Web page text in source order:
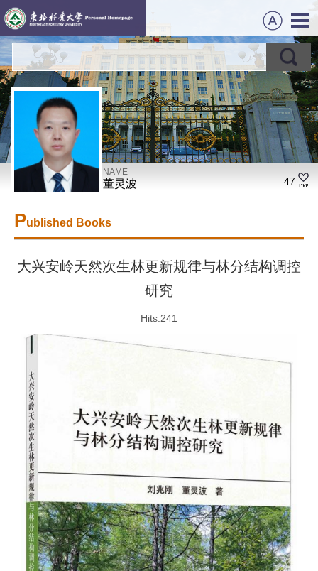
NAME
董灵波 47
Published Books
大兴安岭天然次生林更新规律与林分结构调控
研究
Hits:241